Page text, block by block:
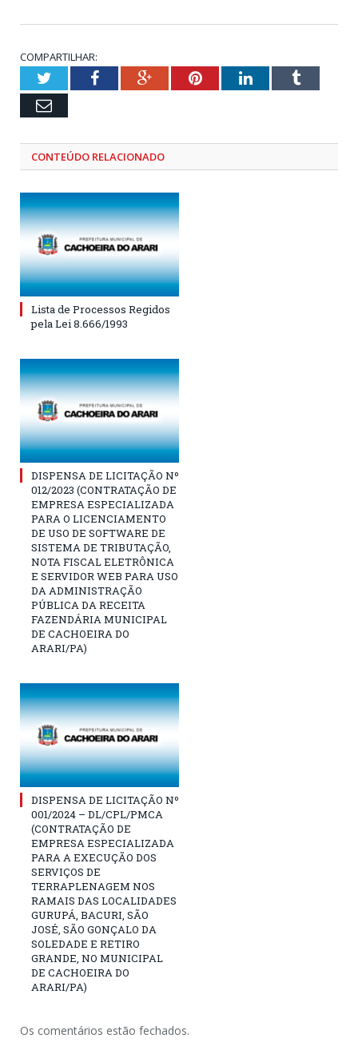
COMPARTILHAR:
TwitterFacebookGoogle+PinterestLinkedInTumblr
Email
CONTEÚDO RELACIONADO
Lista de Processos Regidos
pela Lei 8.666/1993
DISPENSA DE LICITAÇÃO Nº
012/2023 (CONTRATAÇÃO DE
EMPRESA ESPECIALIZADA
PARA O LICENCIAMENTO
DE USO DE SOFTWARE DE
SISTEMA DE TRIBUTAÇÃO,
NOTA FISCAL ELETRÔNICA
E SERVIDOR WEB PARA USO
DA ADMINISTRAÇÃO
PÚBLICA DA RECEITA
FAZENDÁRIA MUNICIPAL
DE CACHOEIRA DO
ARARI/PA)
DISPENSA DE LICITAÇÃO Nº
001/2024 – DL/CPL/PMCA
(CONTRATAÇÃO DE
EMPRESA ESPECIALIZADA
PARA A EXECUÇÃO DOS
SERVIÇOS DE
TERRAPLENAGEM NOS
RAMAIS DAS LOCALIDADES
GURUPÁ, BACURI, SÃO
JOSÉ, SÃO GONÇALO DA
SOLEDADE E RETIRO
GRANDE, NO MUNICIPAL
DE CACHOEIRA DO
ARARI/PA)
Os comentários estão fechados.